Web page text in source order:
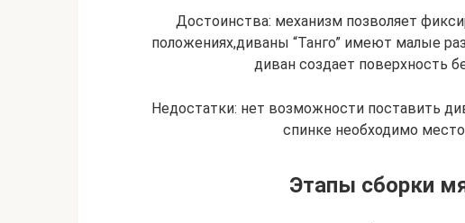
Достоинства: механизм позволяет
положениях,диваны “Танго” имеют малые
диван создает поверхность
Недостатки: нет возможности поставить
спинке необходимо
Этапы сборки